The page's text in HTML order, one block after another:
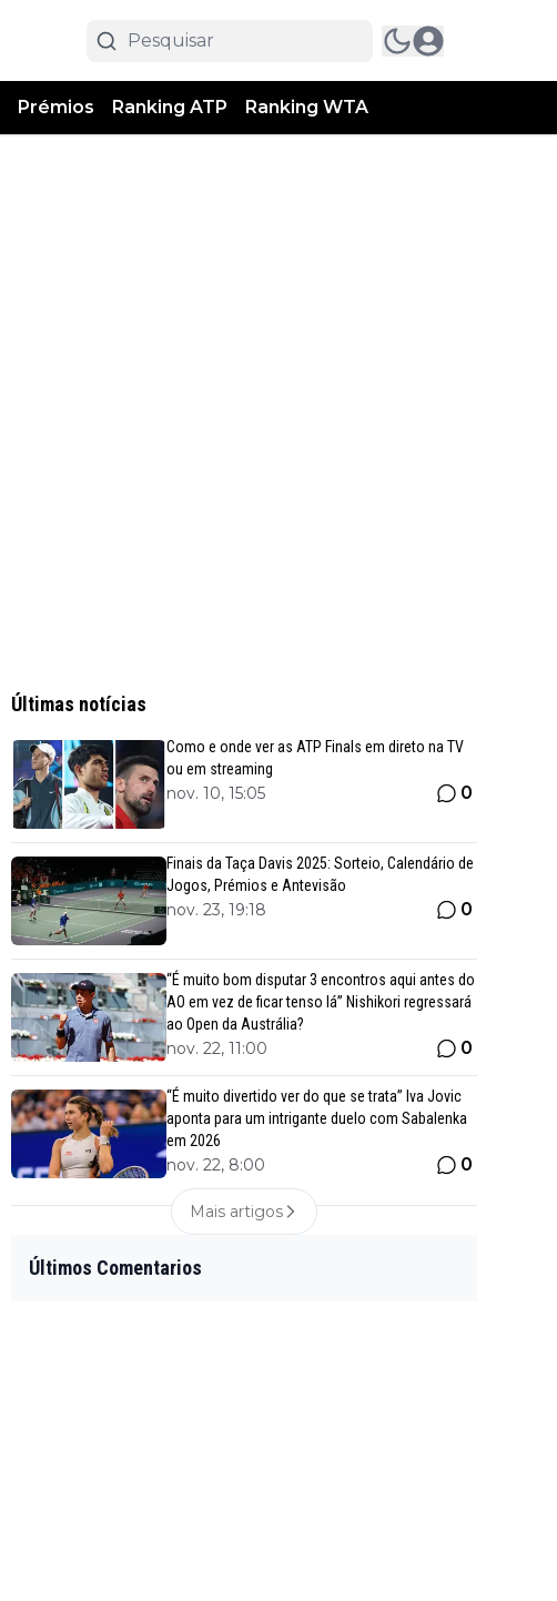
Prémios Ranking ATP Ranking WTA
Últimas notícias
Como e onde ver as ATP Finals em direto na TV
ou em streaming
nov. 10, 15:05 0
Finais da Taça Davis 2025: Sorteio, Calendário de
Jogos, Prémios e Antevisão
nov. 23, 19:18 0
“É muito bom disputar 3 encontros aqui antes do
AO em vez de ficar tenso lá” Nishikori regressará
ao Open da Austrália?
nov. 22, 11:00 0
“É muito divertido ver do que se trata” Iva Jovic
aponta para um intrigante duelo com Sabalenka
em 2026
nov. 22, 8:00 0
Mais artigos
Últimos Comentarios